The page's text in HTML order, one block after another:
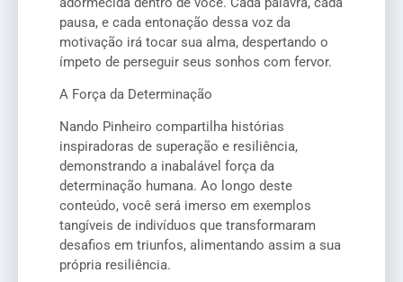
pausa, e cada entonação dessa voz da
motivação irá tocar sua alma, despertando o
ímpeto de perseguir seus sonhos com fervor.
A Força da Determinação
Nando Pinheiro compartilha histórias
inspiradoras de superação e resiliência,
demonstrando a inabalável força da
determinação humana. Ao longo deste
conteúdo, você será imerso em exemplos
tangíveis de indivíduos que transformaram
desafios em triunfos, alimentando assim a sua
própria resiliência.